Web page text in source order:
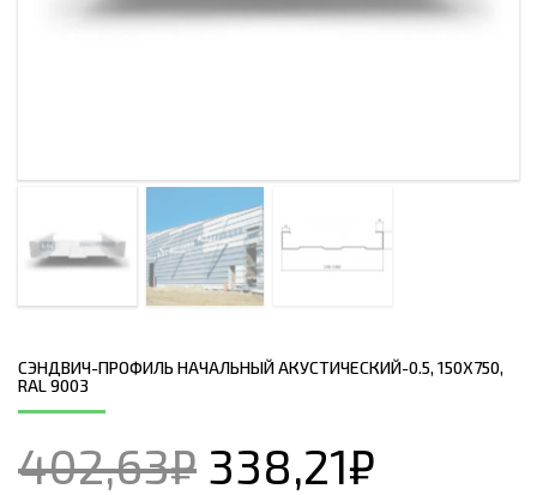
СЭНДВИЧ-ПРОФИЛЬ НАЧАЛЬНЫЙ АКУСТИЧЕСКИЙ-0.5, 150Х750,
RAL 9003
402,63₽ 338,21₽